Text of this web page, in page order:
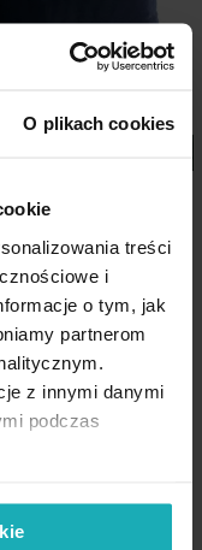
O plikach cookies
treści
i
o tym, jak
partnerom
z innymi danymi
podczas
produktu
życzeń
na poduszkę 60x60
z miękkiej
tkaniny NINA
Dodaj do koszyka